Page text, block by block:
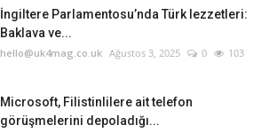
İngiltere Parlamentosu’nda Türk lezzetleri:
Baklava ve...
hello@uk4mag.co.uk Ağustos 3, 2025 0 103
Microsoft, Filistinlilere ait telefon
görüşmelerini depoladığı...